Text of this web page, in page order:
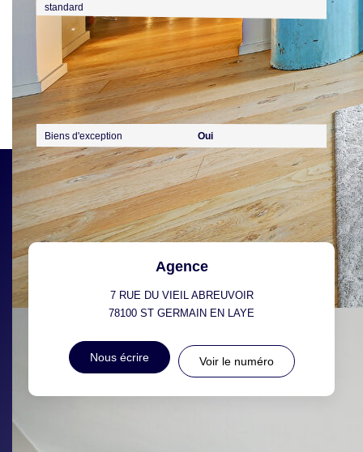
standard
Publicité
Biens d'exception Oui
Agence
7 RUE DU VIEIL ABREUVOIR
78100 ST GERMAIN EN LAYE
Nous écrire Voir le numéro